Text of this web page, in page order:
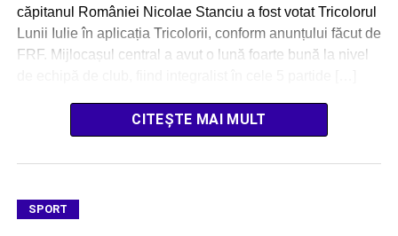
căpitanul României Nicolae Stanciu a fost votat Tricolorul
Lunii Iulie în aplicația Tricolorii, conform anunțului făcut de
FRF. Mijlocașul central a avut o lună foarte bună la nivel
CITEȘTE MAI MULT
SPORT